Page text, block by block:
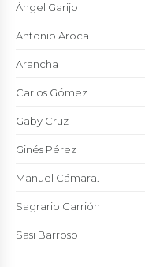
Ángel Garijo
Antonio Aroca
Arancha
Carlos Gómez
Gaby Cruz
Ginés Pérez
Manuel Cámara.
Sagrario Carrión
Sasi Barroso